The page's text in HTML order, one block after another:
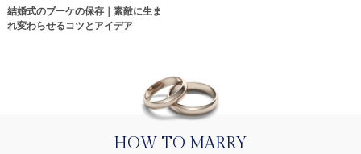
結婚式のブーケの保存｜素敵に生ま
れ変わらせるコツとアイデア
HOW TO MARRY